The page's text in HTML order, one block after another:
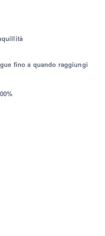
fino a quando raggiungi